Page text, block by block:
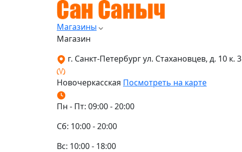
Магазины
Магазин
г. Санкт-Петербург ул. Стахановцев, д. 10 к. 3
Новочеркасская Посмотреть на карте
Пн - Пт: 09:00 - 20:00
Сб: 10:00 - 20:00
Вс: 10:00 - 18:00